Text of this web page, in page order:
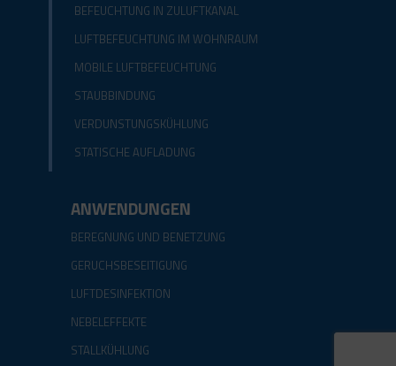
BEFEUCHTUNG IN ZULUFTKANAL
LUFTBEFEUCHTUNG IM WOHNRAUM
MOBILE LUFTBEFEUCHTUNG
STAUBBINDUNG
VERDUNSTUNGSKÜHLUNG
STATISCHE AUFLADUNG
ANWENDUNGEN
BEREGNUNG UND BENETZUNG
GERUCHSBESEITIGUNG
LUFTDESINFEKTION
NEBELEFFEKTE
STALLKÜHLUNG